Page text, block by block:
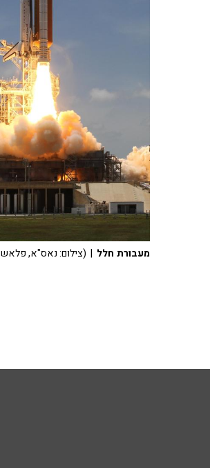
מעבורת חלל | (צילום: נאס"א, פלאש 90)